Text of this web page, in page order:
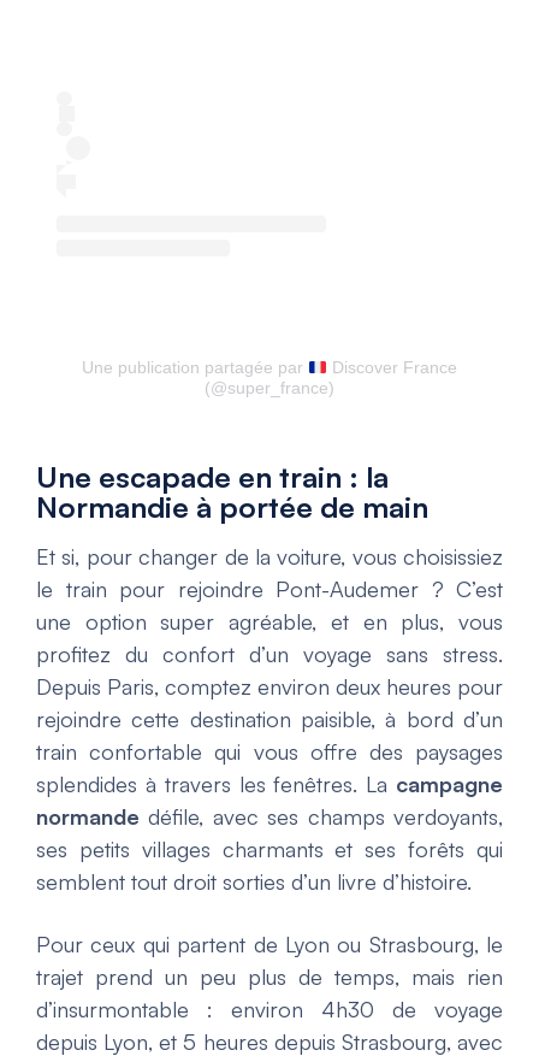
Une publication partagée par
Discover France
(@super_france)
Une escapade en train : la
Normandie à portée de main
Et si, pour changer de la voiture, vous choisissiez
le train pour rejoindre Pont-Audemer ? C’est
une option super agréable, et en plus, vous
profitez du confort d’un voyage sans stress.
Depuis Paris, comptez environ deux heures pour
rejoindre cette destination paisible, à bord d’un
train confortable qui vous offre des paysages
splendides à travers les fenêtres. La campagne
normande défile, avec ses champs verdoyants,
ses petits villages charmants et ses forêts qui
semblent tout droit sorties d’un livre d’histoire.
Pour ceux qui partent de Lyon ou Strasbourg, le
trajet prend un peu plus de temps, mais rien
d’insurmontable : environ 4h30 de voyage
depuis Lyon, et 5 heures depuis Strasbourg, avec